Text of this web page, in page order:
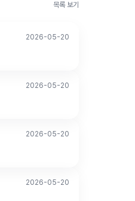
목록 보기
2026-05-20
2026-05-20
2026-05-20
2026-05-20